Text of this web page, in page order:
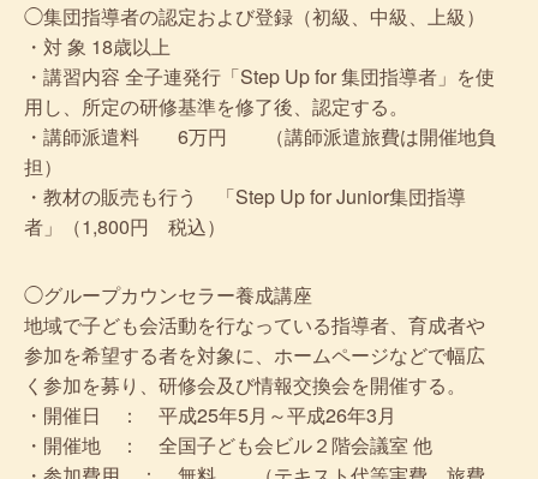
◯集団指導者の認定および登録（初級、中級、上級）
・対 象 18歳以上
・講習内容 全子連発行「Step Up for 集団指導者」を使
用し、所定の研修基準を修了後、認定する。
・講師派遣料 6万円 （講師派遣旅費は開催地負
担）
・教材の販売も行う 「Step Up for Junior集団指導
者」（1,800円 税込）
◯グループカウンセラー養成講座
地域で子ども会活動を行なっている指導者、育成者や
参加を希望する者を対象に、ホームページなどで幅広
く参加を募り、研修会及び情報交換会を開催する。
・開催日 ： 平成25年5月～平成26年3月
・開催地 ： 全国子ども会ビル２階会議室 他